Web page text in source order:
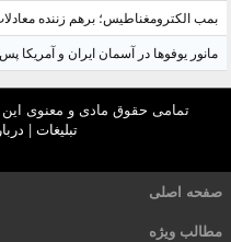
بمب الکترومغناطیس؛ برهم زننده
مانور یوفوها در آسمان ایران و آمریکا
تمامی حقوق مادی و معنوی این
تبلیغات |
صفحه اصلی
مطالب ویژه